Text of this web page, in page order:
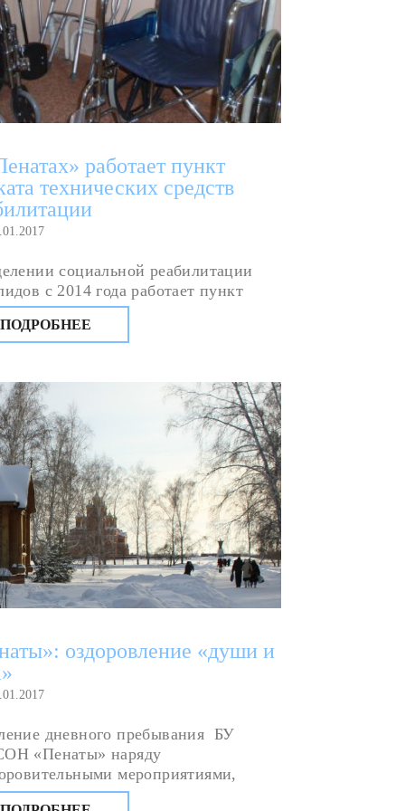
работает пункт
технических средств
социальной реабилитации
с 2014 года работает пункт
технических средств
где можно взять на время
коляски, сиденья для ванны
ПОДРОБНЕЕ
оздоровление «души и
дневного пребывания БУ
«Пенаты» наряду
мероприятиями,
и индивидуальными